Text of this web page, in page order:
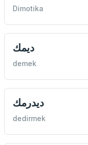
Dimotika
ديمك
demek
ديدرمك
dedirmek